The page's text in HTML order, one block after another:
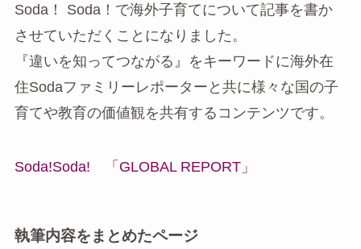
Soda！ Soda！で海外子育てについて記事を書か
させていただくことになりました。
『違いを知ってつながる』をキーワードに海外在
住Sodaファミリーレポーターと共に様々な国の子
育てや教育の価値観を共有するコンテンツです。
Soda!Soda! 「GLOBAL REPORT」
執筆内容をまとめたページ